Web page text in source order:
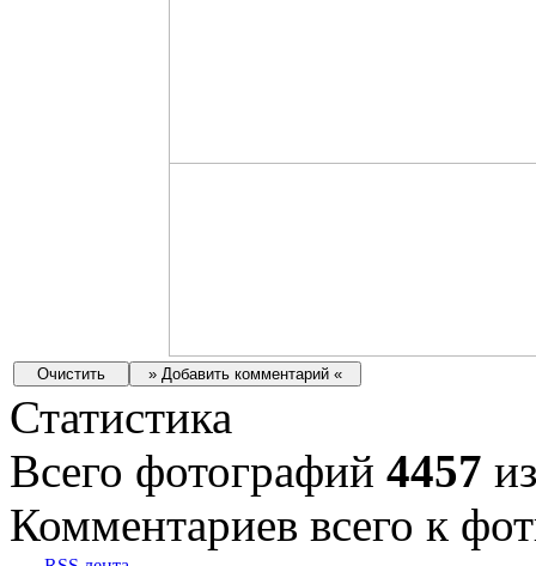
Статистика
Всего фотографий 4457
Комментариев всего к